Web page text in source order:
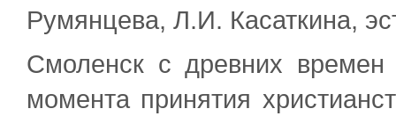
Румянцева, Л.И. Касаткина,
Смоленск с древних
момента принятия